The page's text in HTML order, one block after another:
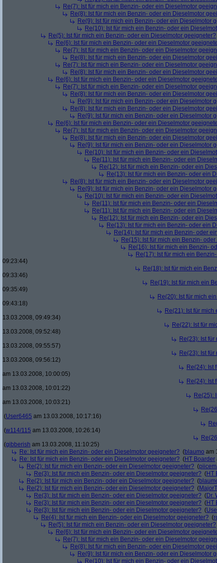
Re(7): Ist für mich ein Benzin- oder ein Dieselmotor
Re(8): Ist für mich ein Benzin- oder ein Dieselmotor
Re(9): Ist für mich ein Benzin- oder ein Dieselmotor
Re(10): Ist für mich ein Benzin- oder ein
Re(5): Ist für mich ein Benzin- oder ein Dieselmotor geeigneter?
Re(6): Ist für mich ein Benzin- oder ein Dieselmotor
Re(7): Ist für mich ein Benzin- oder ein Dieselmotor
Re(8): Ist für mich ein Benzin- oder ein Dieselmotor
Re(7): Ist für mich ein Benzin- oder ein Dieselmotor
Re(8): Ist für mich ein Benzin- oder ein Dieselmotor
Re(6): Ist für mich ein Benzin- oder ein Dieselmotor
Re(7): Ist für mich ein Benzin- oder ein Dieselmotor
Re(8): Ist für mich ein Benzin- oder ein Dieselmotor
Re(9): Ist für mich ein Benzin- oder ein Dieselmotor
Re(8): Ist für mich ein Benzin- oder ein Dieselmotor
Re(9): Ist für mich ein Benzin- oder ein Dieselmotor
Re(6): Ist für mich ein Benzin- oder ein Dieselmotor
Re(7): Ist für mich ein Benzin- oder ein Dieselmotor
Re(8): Ist für mich ein Benzin- oder ein Dieselmotor
Re(9): Ist für mich ein Benzin- oder ein Dieselmotor
Re(10): Ist für mich ein Benzin- oder ein
Re(11): Ist für mich ein Benzin- oder ein
Re(12): Ist für mich ein Benzin- oder ein
Re(13): Ist für mich ein Benzin- oder ein
Re(8): Ist für mich ein Benzin- oder ein Dieselmotor
Re(9): Ist für mich ein Benzin- oder ein Dieselmotor
Re(10): Ist für mich ein Benzin- oder ein
Re(11): Ist für mich ein Benzin- oder ein
Re(11): Ist für mich ein Benzin- oder ein
Re(12): Ist für mich ein Benzin- oder ein
Re(13): Ist für mich ein Benzin- oder ein
Re(14): Ist für mich ein Benzin- oder
Re(15): Ist für mich ein Benzin-
Re(16): Ist für mich ein Benzin-
Re(17): Ist für mich ein
09:23:44)
Re(18): Ist für mich ein
09:33:46)
Re(19): Ist für mich ein
09:35:49)
Re(20): Ist für mich
09:43:18)
Re(21): Ist für
13.03.2008, 09:49:34)
Re(22): Ist für
13.03.2008, 09:52:48)
Re(23): Ist
13.03.2008, 09:55:57)
Re(23): Ist
13.03.2008, 09:56:12)
Re(24): Ist
am 13.03.2008, 10:00:05)
Re(24): Ist
am 13.03.2008, 10:01:22)
Re(25):
am 13.03.2008, 10:03:21)
(User6465 am 13.03.2008, 10:17:16)
(w114/115 am 13.03.2008, 10:26:14)
(gibberish am 13.03.2008, 11:10:25)
Re: Ist für mich ein Benzin- oder ein Dieselmotor geeigneter? (blaumo am
Re: Ist für mich ein Benzin- oder ein Dieselmotor geeigneter? (HT Boarder
Re(2): Ist für mich ein Benzin- oder ein Dieselmotor geeigneter? (
Re(3): Ist für mich ein Benzin- oder ein Dieselmotor geeigneter? (HT
Re(2): Ist für mich ein Benzin- oder ein Dieselmotor geeigneter? (
Re(2): Ist für mich ein Benzin- oder ein Dieselmotor geeigneter? (
Re(3): Ist für mich ein Benzin- oder ein Dieselmotor geeigneter? (Dr.
Re(3): Ist für mich ein Benzin- oder ein Dieselmotor geeigneter? (HT
Re(3): Ist für mich ein Benzin- oder ein Dieselmotor geeigneter? (
Re(4): Ist für mich ein Benzin- oder ein Dieselmotor geeigneter? (
Re(5): Ist für mich ein Benzin- oder ein Dieselmotor geeigneter?
Re(6): Ist für mich ein Benzin- oder ein Dieselmotor
Re(7): Ist für mich ein Benzin- oder ein Dieselmotor
Re(8): Ist für mich ein Benzin- oder ein Dieselmotor
Re(9): Ist für mich ein Benzin- oder ein Dieselmotor
Re(10): Ist für mich ein Benzin- oder ein